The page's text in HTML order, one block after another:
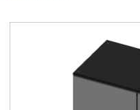
d'acciaio. Internamente è
25 mm facilmente
la porta, consente un
applicazione. Grado di
62208; EN50102: IK10